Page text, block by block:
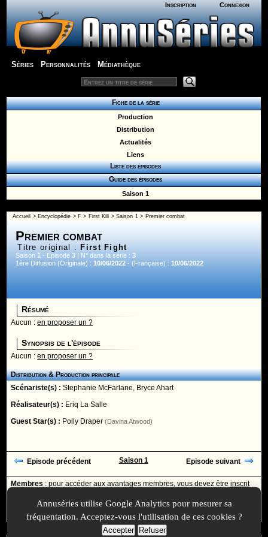
Inscription Connexion
Séries Personnalités Médiathèque
Fiche de la série
Production
Distribution
Actualités
Liens
Liste des épisodes
Guide des épisodes
Saison 1
Accueil > Encyclopédie > F > First Kill >Saison 1> Premier combat
Premier combat
Titre original : First Fight
Saison1 - Episode3 | N° dans la série :3
1ère Diffusion (Originale) :10/06/2022 - (Française) :10/06/2022
Résumé
Aucun :en proposer un ?
Synopsis de l'épisode
Aucun :en proposer un ?
Distribution & Production principale
Scénariste(s) :Stephanie McFarlane, Bryce Ahart
Réalisateur(s) : Eriq La Salle
Guest Star(s) : Polly Draper (Davina Atwood)
Episode précédent Saison 1 Episode suivant
Membres : pour accéder aux avantages membres, vous devez êtreinscrit
Ajoutée le :30/11/-0001 à 00:00 -Mise à jour le :16/02/2026 à 09:25
Annuséries utilise Google Analytics pour mesurer sa
fréquentation. Acceptez-vous l'utilisation de ces cookies ?
Accepter Refuser